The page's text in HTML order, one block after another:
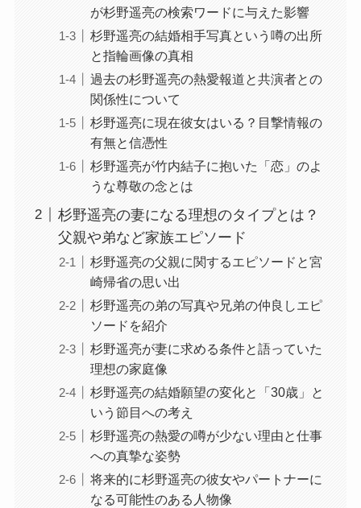
が杉野遥亮の検索ワードに与えた影響
杉野遥亮の結婚相手写真という噂の出所
と指輪画像の真相
過去の杉野遥亮の熱愛報道と共演者との
関係性について
杉野遥亮に現在彼女はいる？目撃情報の
有無と信憑性
杉野遥亮が竹内結子に抱いた「恋」のよ
うな尊敬の念とは
杉野遥亮の妻になる理想のタイプとは？
父親や弟など家族エピソード
杉野遥亮の父親に関するエピソードと宮
崎帰省の思い出
杉野遥亮の弟の写真や兄弟の仲良しエピ
ソードを紹介
杉野遥亮が妻に求める条件と語っていた
理想の家庭像
杉野遥亮の結婚願望の変化と「30歳」と
いう節目への考え
杉野遥亮の熱愛の噂が少ない理由と仕事
への真摯な姿勢
将来的に杉野遥亮の彼女やパートナーに
なる可能性のある人物像